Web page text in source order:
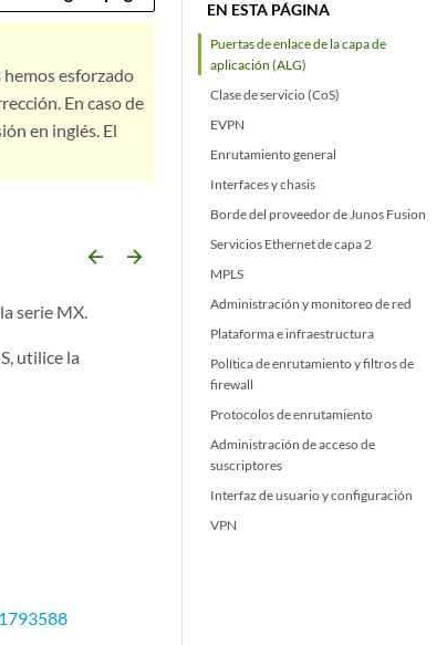
EN ESTA PÁGINA
Puertas de enlace de la capa de
aplicación (ALG)
Clase de servicio (CoS)
EVPN
Enrutamiento general
Interfaces y chasis
Borde del proveedor de Junos Fusion
Servicios Ethernet de capa 2
MPLS
Administración y monitoreo de red
Plataforma e infraestructura
Política de enrutamiento y filtros de
firewall
Protocolos de enrutamiento
Administración de acceso de
suscriptores
Interfaz de usuario y configuración
VPN
esforzado
En caso de
en inglés. El
arrow_backward arrow_forward
serie MX.
utilice la